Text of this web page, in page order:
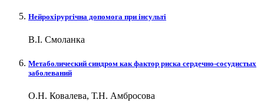
Нейрохірургічна допомога при інсульті
В.І. Смоланка
Метаболический синдром как фактор риска сердечно-сосудистых
заболеваний
О.Н. Ковалева, Т.Н. Амбросова